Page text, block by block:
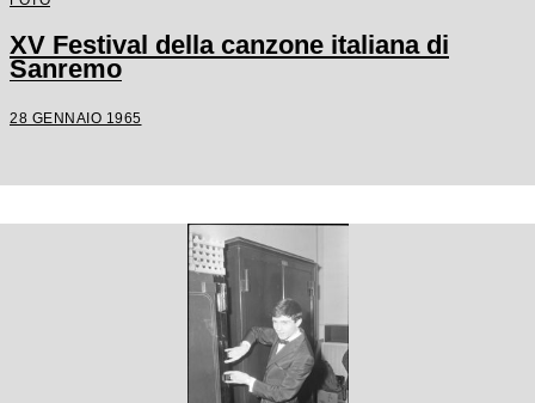
XV Festival della canzone italiana di
Sanremo
28 GENNAIO 1965